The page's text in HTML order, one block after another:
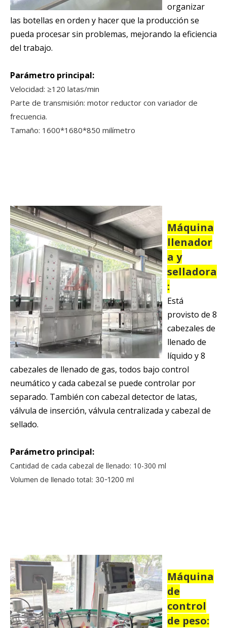
organizar
las botellas en orden y hacer que la producción se
pueda procesar sin problemas, mejorando la eficiencia
del trabajo.
Parámetro principal:
Velocidad: ≥120 latas/min
Parte de transmisión: motor reductor con variador de
frecuencia.
Tamaño: 1600*1680*850 milímetro
Máquina
llenador
a y
selladora
:
Está
provisto de 8
cabezales de
llenado de
líquido y 8
cabezales de llenado de gas, todos bajo control
neumático y cada cabezal se puede controlar por
separado. También con cabezal detector de latas,
válvula de inserción, válvula centralizada y cabezal de
sellado.
Parámetro principal:
Cantidad de cada cabezal de llenado: 10-300 ml
Volumen de llenado total: 30-1200 ml
Máquina
de
control
de peso: